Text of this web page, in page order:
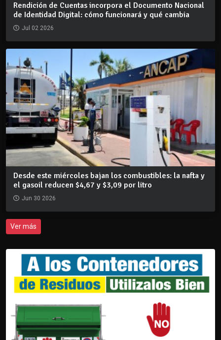
Rendición de Cuentas incorpora el Documento Nacional
de Identidad Digital: cómo funcionará y qué cambia
Jul 02 2026
Desde este miércoles bajan los combustibles: la nafta y
el gasoil reducen $4,67 y $3,09 por litro
Jun 30 2026
Ver más